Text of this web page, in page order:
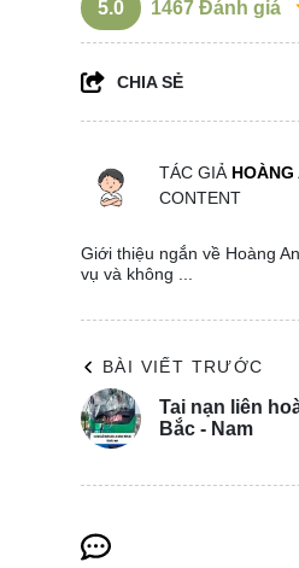
Mặc dù giá của Accord
5.0 1467 Đánh giá
CHIA SẺ
TÁC GIẢ HOÀNG
CONTENT
Giới thiệu ngắn về Hoàng
vụ và không ...
BÀI VIẾT TRƯỚC
Tai nạn liên
Bắc - Nam